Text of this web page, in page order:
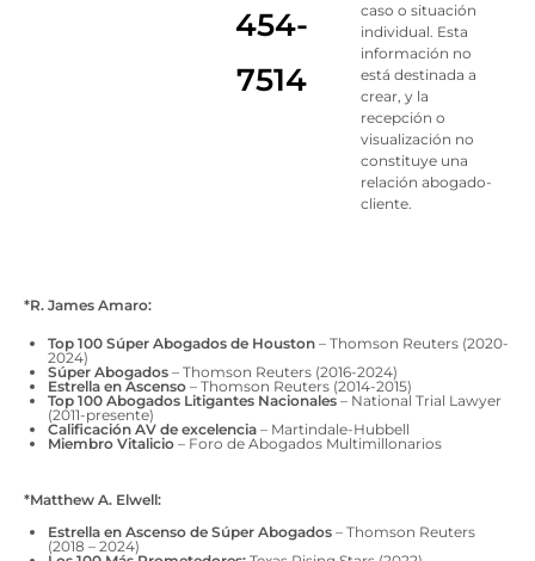
454-
7514
caso o situación
individual. Esta
información no
está destinada a
crear, y la
recepción o
visualización no
constituye una
relación abogado-
cliente.
*R. James Amaro:
Top 100 Súper Abogados de Houston – Thomson Reuters (2020-
2024)
Súper Abogados – Thomson Reuters (2016-2024)
Estrella en Ascenso – Thomson Reuters (2014-2015)
Top 100 Abogados Litigantes Nacionales – National Trial Lawyer
(2011-presente)
Calificación AV de excelencia – Martindale-Hubbell
Miembro Vitalicio – Foro de Abogados Multimillonarios
*Matthew A. Elwell:
Estrella en Ascenso de Súper Abogados – Thomson Reuters
(2018 – 2024)